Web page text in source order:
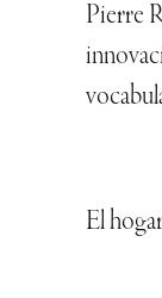
Pierre
El